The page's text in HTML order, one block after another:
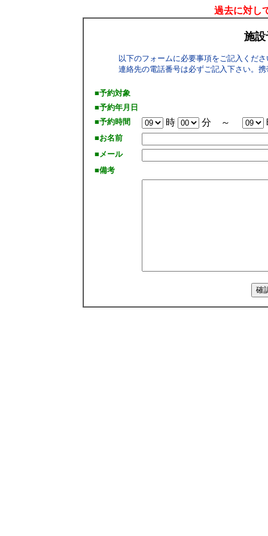
過去に対し
施設
以下のフォームに必要事項をご記入くださ
連絡先の電話番号は必ずご記入下さい。
■予約対象
■予約年月日
■予約時間
時 分 ～
■お名前
■メール
■備考